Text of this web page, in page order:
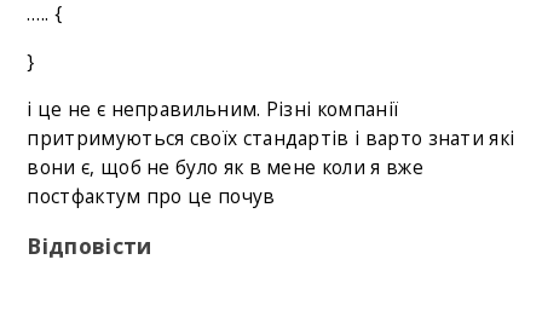
….. {
}
і це не є неправильним. Різні компанії
притримуються своїх стандартів і варто знати які
вони є, щоб не було як в мене коли я вже
постфактум про це почув
Відповісти